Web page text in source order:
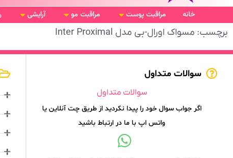
خانه مراقبت پوست مراقبت مو آرایشی
برچسب: مسواک اورال-بی مدل Inter Proximal
سوالات متداول
سوالات متداول
اگر جواب سوال خود را پیدا نکردید از طریق چت آنلاین یا
واتس اپ با ما در ارتباط باشید